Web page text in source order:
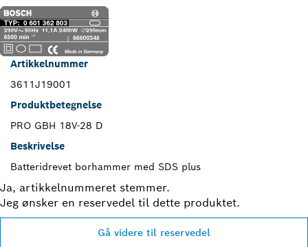
Artikkelnummer
3611J19001
Produktbetegnelse
PRO GBH 18V-28 D
Beskrivelse
Batteridrevet borhammer med SDS plus
Ja, artikkelnummeret stemmer.
Jeg ønsker en reservedel til dette produktet.
Gå videre til reservedel